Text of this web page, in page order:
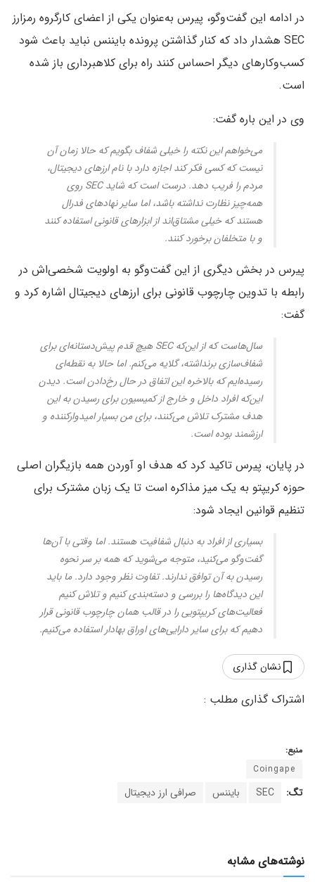
در ادامه این گفت‌وگو، پیرس به‌عنوان یکی از اعضای کارگروه رمزارز
SEC هشدار داد که کنار گذاشتن پرونده بایننس نباید باعث شود
کسب‌وکارهای دیگر احساس کنند راه برای کلاهبرداری باز شده
است.
وی در این باره گفت:
می‌خواهم این نکته را خیلی شفاف بگویم که حالا زمان آن
نیست که کسی فکر کند اجازه دارد با نام ارزهای دیجیتال،
مردم را فریب دهد. درست است که شاید SEC روی
همه‌چیز نظارت نداشته باشد، اما سایر نهادهای فدرال
هستند که خیلی مشتاق‌اند از ابزارهای قانونی استفاده کنند
و با متخلفان برخورد کنند.
پیرس در بخش دیگری از این گفت‌وگو به اولویت شخصی‌اش در
رابطه با تدوین چارچوب قانونی برای ارزهای دیجیتال اشاره کرد و
گفت:
سال‌هاست که از این‌که SEC هیچ قدم پیش‌دستانه‌ای برای
شفاف‌سازی برنداشته، گلایه می‌کنم. اما حالا به نقطه‌ای
رسیده‌ایم که بالاخره این اتفاق در حال رخ‌دادن است. دیدن
این‌که افراد داخل و خارج از کمیسیون برای رسیدن به این
هدف مشترک تلاش می‌کنند، برای من بسیار امیدوارکننده و
ارزشمند بوده است.
در پایان، پیرس تاکید کرد که هدف او آوردن همه بازیگران اصلی
حوزه کریپتو به یک میز مذاکره است تا یک زبان مشترک برای
تنظیم قوانین ایجاد شود:
بسیاری از افراد به دنبال شفافیت هستند. اما وقتی با آن‌ها
گفت‌وگو می‌کنید، متوجه می‌شوید که همه بر سر نحوه
رسیدن به آن توافق ندارند. تفاوت نظر وجود دارد. ما باید
این دیدگاه‌ها را بررسی و دسته‌بندی کنیم و تلاش کنیم
فعالیت‌های کریپتویی را در قالب همان چارچوب قانونی قرار
دهیم که برای سایر دارایی‌های اوراق بهادار استفاده می‌کنیم.
نشان گذاری
منبع:
Coingape
تگ: SEC بایننس صرافی ارز دیجیتال
نوشته‌های مشابه